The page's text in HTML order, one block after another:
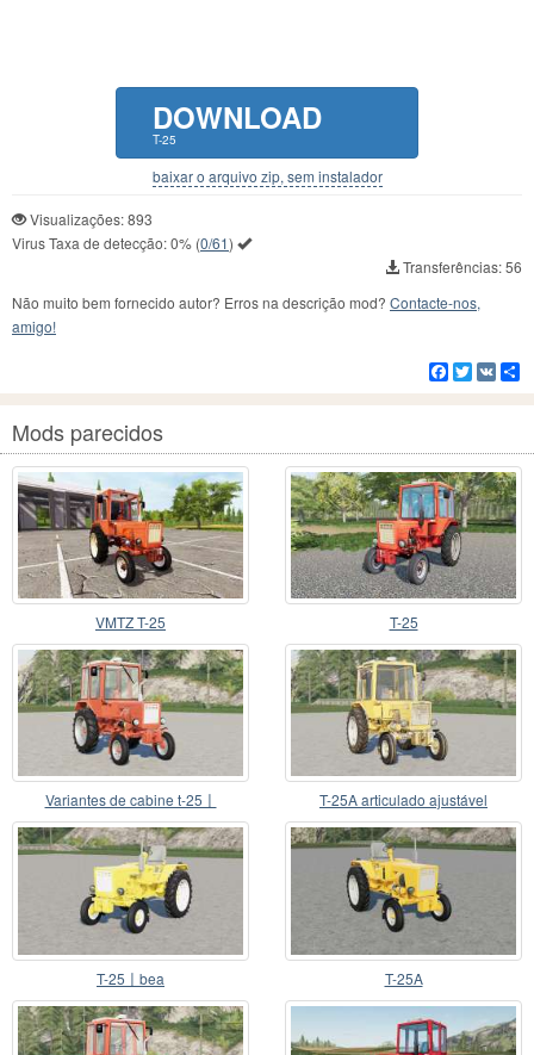
DOWNLOAD
T-25
baixar o arquivo zip, sem instalador
Visualizações: 893
Virus Taxa de detecção:0% (0/61)
Transferências: 56
Não muito bem fornecido autor? Erros na descrição mod? Contacte-nos,
amigo!
Facebook
Twitter
VK
Mods parecidos
VMTZ T-25 T-25
Variantes de cabine t-25〡 T-25A articulado ajustável
T-25〡bea T-25A